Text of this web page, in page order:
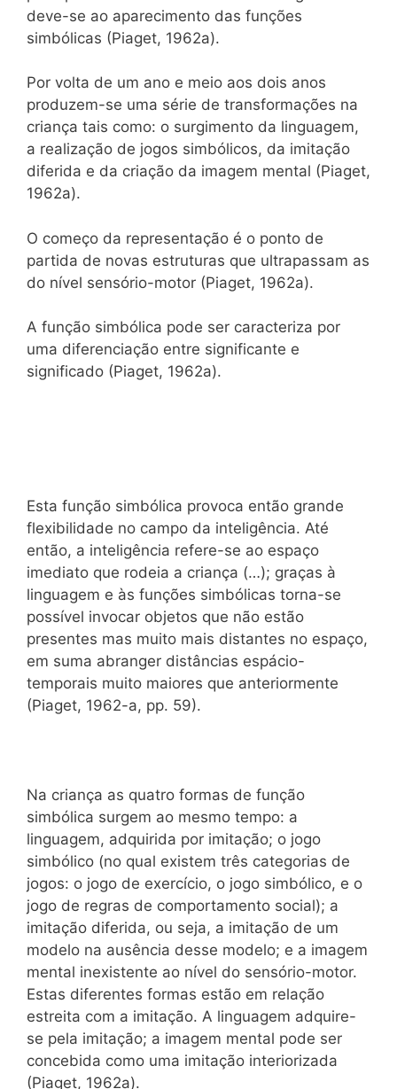
deve-se ao aparecimento das funções
simbólicas (Piaget, 1962a).
Por volta de um ano e meio aos dois anos
produzem-se uma série de transformações na
criança tais como: o surgimento da linguagem,
a realização de jogos simbólicos, da imitação
diferida e da criação da imagem mental (Piaget,
1962a).
O começo da representação é o ponto de
partida de novas estruturas que ultrapassam as
do nível sensório-motor (Piaget, 1962a).
A função simbólica pode ser caracteriza por
uma diferenciação entre significante e
significado (Piaget, 1962a).
Esta função simbólica provoca então grande
flexibilidade no campo da inteligência. Até
então, a inteligência refere-se ao espaço
imediato que rodeia a criança (…); graças à
linguagem e às funções simbólicas torna-se
possível invocar objetos que não estão
presentes mas muito mais distantes no espaço,
em suma abranger distâncias espácio-
temporais muito maiores que anteriormente
(Piaget, 1962-a, pp. 59).
Na criança as quatro formas de função
simbólica surgem ao mesmo tempo: a
linguagem, adquirida por imitação; o jogo
simbólico (no qual existem três categorias de
jogos: o jogo de exercício, o jogo simbólico, e o
jogo de regras de comportamento social); a
imitação diferida, ou seja, a imitação de um
modelo na ausência desse modelo; e a imagem
mental inexistente ao nível do sensório-motor.
Estas diferentes formas estão em relação
estreita com a imitação. A linguagem adquire-
se pela imitação; a imagem mental pode ser
concebida como uma imitação interiorizada
(Piaget, 1962a).